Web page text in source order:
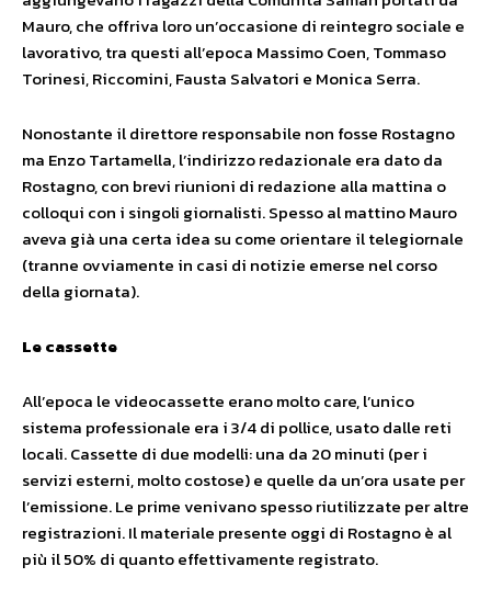
Mauro, che offriva loro un’occasione di reintegro sociale e
lavorativo, tra questi all’epoca Massimo Coen, Tommaso
Torinesi, Riccomini, Fausta Salvatori e Monica Serra.
Nonostante il direttore responsabile non fosse Rostagno
ma Enzo Tartamella, l’indirizzo redazionale era dato da
Rostagno, con brevi riunioni di redazione alla mattina o
colloqui con i singoli giornalisti. Spesso al mattino Mauro
aveva già una certa idea su come orientare il telegiornale
(tranne ovviamente in casi di notizie emerse nel corso
della giornata).
Le cassette
All’epoca le videocassette erano molto care, l’unico
sistema professionale era i 3/4 di pollice, usato dalle reti
locali. Cassette di due modelli: una da 20 minuti (per i
servizi esterni, molto costose) e quelle da un’ora usate per
l’emissione. Le prime venivano spesso riutilizzate per altre
registrazioni. Il materiale presente oggi di Rostagno è al
più il 50% di quanto effettivamente registrato.